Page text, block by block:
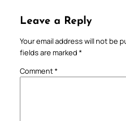
Leave a Reply
Your email address will not be
fields are marked *
Comment*